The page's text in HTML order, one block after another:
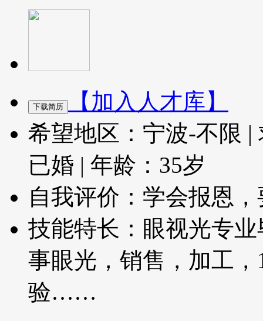
【加入人才库】
希望地区：宁波-不限 |
已婚 | 年龄：35岁
自我评价：学会报恩
技能特长：眼视光专
事眼光，销售，加工
验……